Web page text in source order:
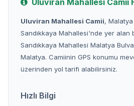
Uluviran Mahallesi Camii
Uluviran Mahallesi Camii,
Sandıkkaya Mahallesi'nde yer alan
Sandıkkaya Mahallesi Malatya
Malatya. Camiinin GPS konumu
üzerinden yol tarifi alabilirsiniz.
Hızlı Bilgi